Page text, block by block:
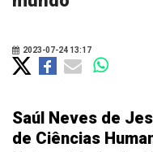
2023-07-24 13:17
Saúl Neves de
de Ciências